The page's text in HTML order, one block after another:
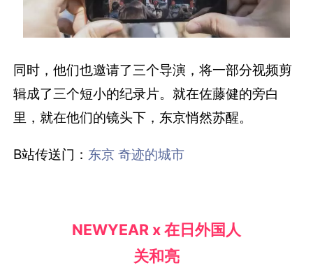
同时，他们也邀请了三个导演，将一部分视频剪
辑成了三个短小的纪录片。就在佐藤健的旁白
里，就在他们的镜头下，东京悄然苏醒。
B站传送门： 东京 奇迹的城市
NEWYEAR x 在日外国人
关和亮